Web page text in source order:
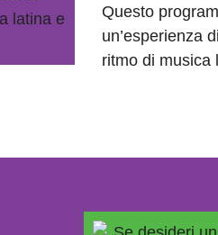
Questo
un’esperienza
ritmo di musica